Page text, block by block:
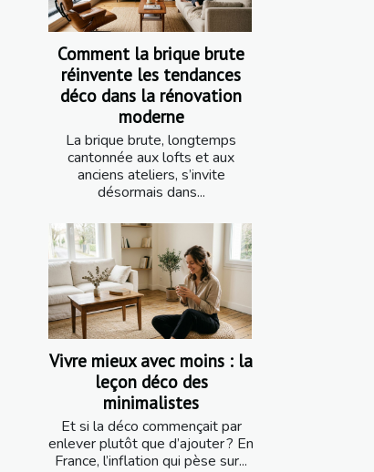
Comment la brique brute
réinvente les tendances
déco dans la rénovation
moderne
La brique brute, longtemps
cantonnée aux lofts et aux
anciens ateliers, s’invite
désormais dans...
Vivre mieux avec moins : la
leçon déco des
minimalistes
Et si la déco commençait par
enlever plutôt que d’ajouter ? En
France, l’inflation qui pèse sur...